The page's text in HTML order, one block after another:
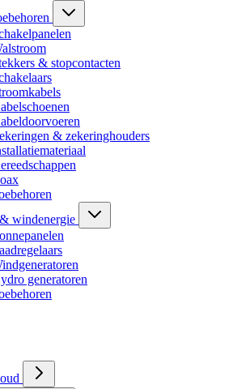
& stopcontacten
& zekeringhouders
windenergie
generatoren